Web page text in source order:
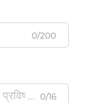
0/200
0/16